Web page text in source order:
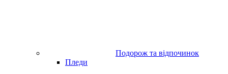
Подорож та відпочинок
Пледи